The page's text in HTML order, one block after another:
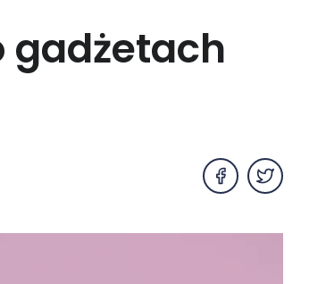
gadżetach